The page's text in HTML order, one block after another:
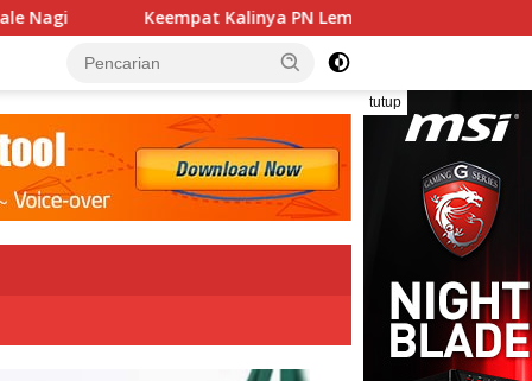
PN Lembata Kabulkan Eksepsi, Kado Songsong
tutup